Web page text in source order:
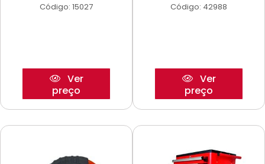
Código: 15027
Ver
preço
Código: 42988
Ver
preço